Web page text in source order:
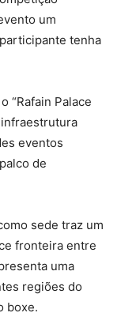
um
tenha
“Rafain Palace
eventos
de
sede traz um
fronteira entre
uma
regiões do
boxe.